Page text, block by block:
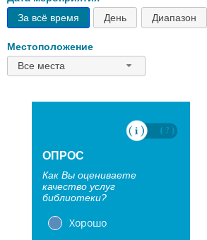
За всё время
День Диапазон
Местоположение
Все места
ОПРОС
Как Вы оцениваете
качество услуг
библиотеки?
Хорошо